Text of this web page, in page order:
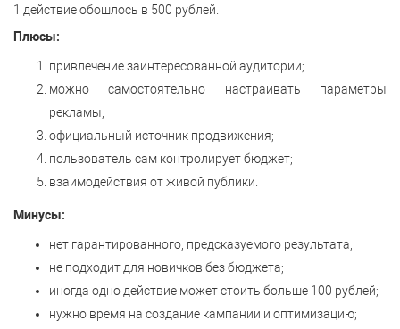
1 действие обошлось в 500 рублей.
Плюсы:
привлечение заинтересованной аудитории;
можно самостоятельно настраивать параметры
рекламы;
официальный источник продвижения;
пользователь сам контролирует бюджет;
взаимодействия от живой публики.
Минусы:
нет гарантированного, предсказуемого результата;
не подходит для новичков без бюджета;
иногда одно действие может стоить больше 100 рублей;
нужно время на создание кампании и оптимизацию;